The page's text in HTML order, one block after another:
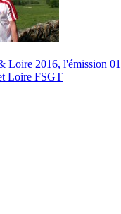
Loire 2016, l'émission 01
Loire FSGT